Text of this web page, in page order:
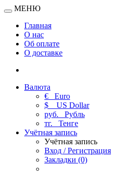
МЕНЮ
Главная
О нас
Об оплате
О доставке
Валюта
€ Euro
$
US Dollar
руб. Рубль
тг. Тенге
Учётная запись
Учётная запись
Вход / Регистрация
Закладки (0)